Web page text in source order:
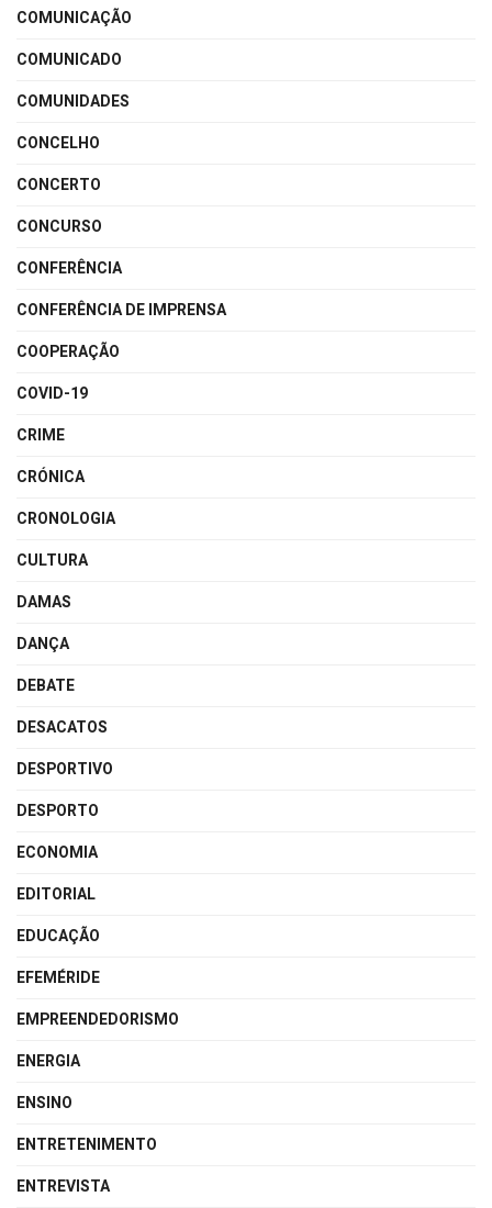
COMUNICAÇÃO
COMUNICADO
COMUNIDADES
CONCELHO
CONCERTO
CONCURSO
CONFERÊNCIA
CONFERÊNCIA DE IMPRENSA
COOPERAÇÃO
COVID-19
CRIME
CRÓNICA
CRONOLOGIA
CULTURA
DAMAS
DANÇA
DEBATE
DESACATOS
DESPORTIVO
DESPORTO
ECONOMIA
EDITORIAL
EDUCAÇÃO
EFEMÉRIDE
EMPREENDEDORISMO
ENERGIA
ENSINO
ENTRETENIMENTO
ENTREVISTA